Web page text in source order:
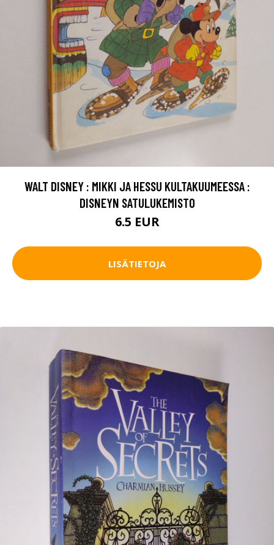
WALT DISNEY : MIKKI JA HESSU KULTAKUUMEESSA :
DISNEYN SATULUKEMISTO
6.5 EUR
LISÄTIETOJA